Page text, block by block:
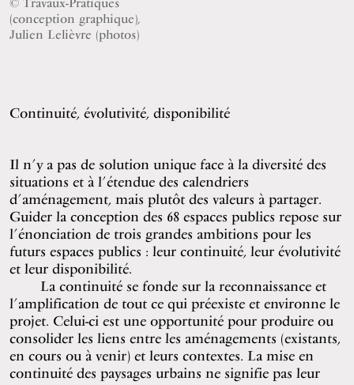
© Travaux-Pratiques
(conception graphique),
Julien Lelièvre (photos)
Continuité, évolutivité, disponibilité
Il n’y a pas de solution unique face à la diversité des
situations et à l’étendue des calendriers
d’aménagement, mais plutôt des valeurs à partager.
Guider la conception des 68 espaces publics repose sur
l’énonciation de trois grandes ambitions pour les
futurs espaces publics : leur continuité, leur évolutivité
et leur disponibilité.
La continuité se fonde sur la reconnaissance et
l’amplification de tout ce qui préexiste et environne le
projet. Celui-ci est une opportunité pour produire ou
consolider les liens entre les aménagements (existants,
en cours ou à venir) et leurs contextes. La mise en
continuité des paysages urbains ne signifie pas leur